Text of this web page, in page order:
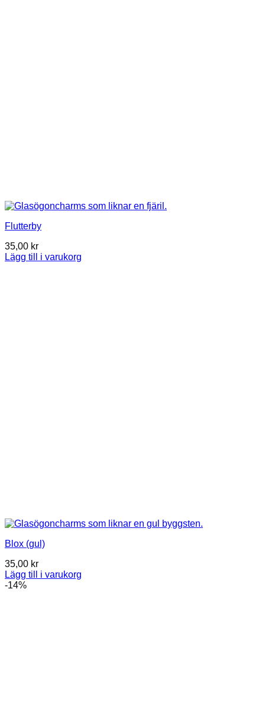
Flutterby
35,00 kr
Lägg till i varukorg
Blox (gul)
35,00 kr
Lägg till i varukorg
-14%